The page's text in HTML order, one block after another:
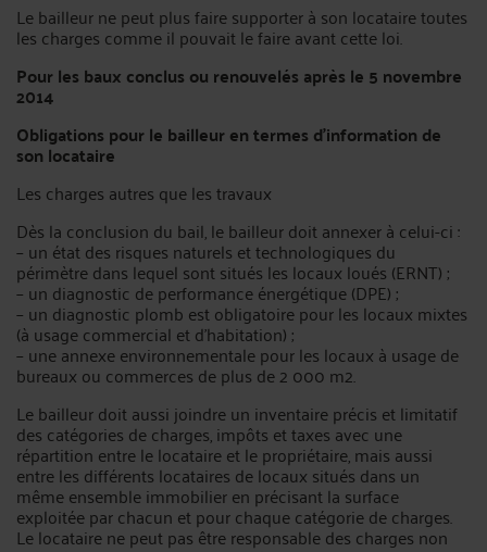
Le bailleur ne peut plus faire supporter à son locataire toutes
les charges comme il pouvait le faire avant cette loi.
Pour les baux conclus ou renouvelés après le 5 novembre
2014
Obligations pour le bailleur en termes d’information de
son locataire
Les charges autres que les travaux
Dès la conclusion du bail, le bailleur doit annexer à celui-ci :
– un état des risques naturels et technologiques du
périmètre dans lequel sont situés les locaux loués (ERNT) ;
– un diagnostic de performance énergétique (DPE) ;
– un diagnostic plomb est obligatoire pour les locaux mixtes
(à usage commercial et d’habitation) ;
– une annexe environnementale pour les locaux à usage de
bureaux ou commerces de plus de 2 000 m2.
Le bailleur doit aussi joindre un inventaire précis et limitatif
des catégories de charges, impôts et taxes avec une
répartition entre le locataire et le propriétaire, mais aussi
entre les différents locataires de locaux situés dans un
même ensemble immobilier en précisant la surface
exploitée par chacun et pour chaque catégorie de charges.
Le locataire ne peut pas être responsable des charges non